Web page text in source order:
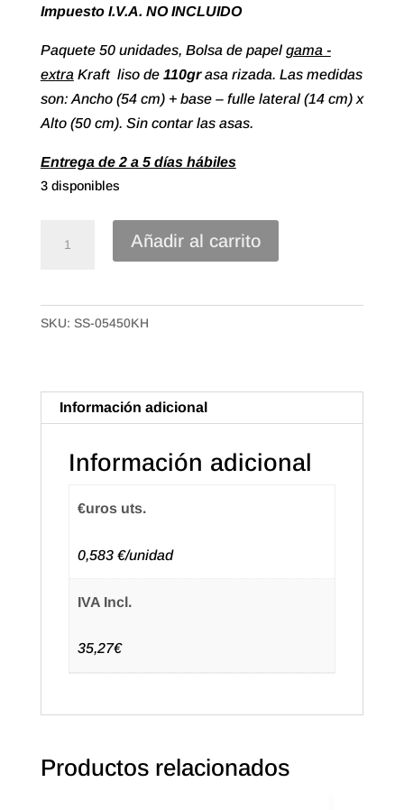
Impuesto I.V.A. NO INCLUIDO
Paquete 50 unidades, Bolsa de papel gama -
extra Kraft liso de 110grasa rizada. Las medidas
son: Ancho (54 cm) + base – fulle lateral (14 cm) x
Alto (50 cm). Sin contar las asas.
Entrega de 2 a 5 días hábiles
3 disponibles
rizada
Kraft
54+14X50
color
Natural
(50u.)
Añadir al carrito
SKU: SS-05450KH
Información adicional
Información adicional
€uros uts.
0,583 €/unidad
IVA Incl.
35,27€
Productos relacionados